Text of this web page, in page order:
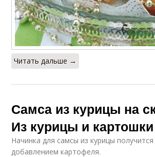
Читать дальше →
Самса из курицы на
Из курицы и картошки
Начинка для самсы из курицы
добавлением картофеля.